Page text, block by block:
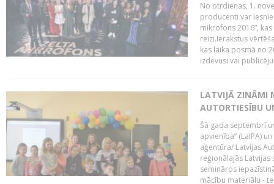
No otrdienas, 1.
producenti var
mikrofons 2016”,
reizi.Ierakstus
kas laika posmā no
izdevusi vai
LATVIJĀ ZINĀMI
AUTORTIESĪBU
Šā gada septembrī
apvienība” (LaIPA)
aģentūra/ Latvijas
reģionālajās
semināros
mācību materiālu -